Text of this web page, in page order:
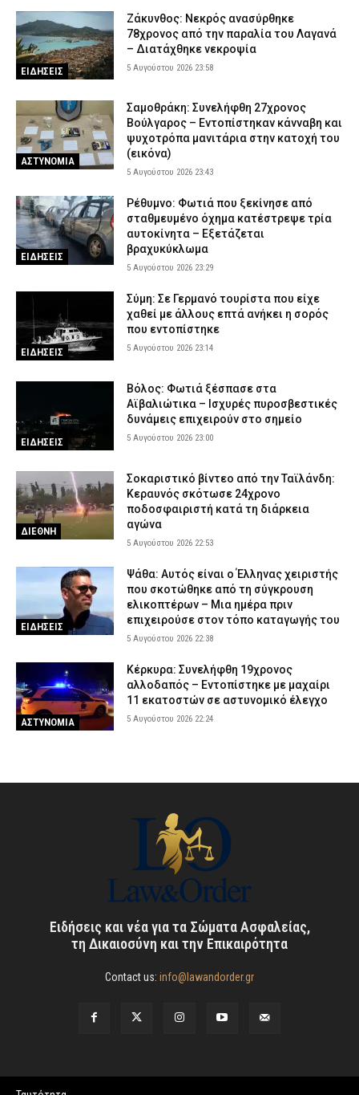
ΕΙΔΗΣΕΙΣ
Ζάκυνθος: Νεκρός ανασύρθηκε
78χρονος από την παραλία του Λαγανά
– Διατάχθηκε νεκροψία
5 Αυγούστου 2026 23:58
ΑΣΤΥΝΟΜΙΑ
Σαμοθράκη: Συνελήφθη 27χρονος
Βούλγαρος – Εντοπίστηκαν κάνναβη και
ψυχοτρόπα μανιτάρια στην κατοχή του
(εικόνα)
5 Αυγούστου 2026 23:43
ΕΙΔΗΣΕΙΣ
Ρέθυμνο: Φωτιά που ξεκίνησε από
σταθμευμένο όχημα κατέστρεψε τρία
αυτοκίνητα – Εξετάζεται
βραχυκύκλωμα
5 Αυγούστου 2026 23:29
ΕΙΔΗΣΕΙΣ
Σύμη: Σε Γερμανό τουρίστα που είχε
χαθεί με άλλους επτά ανήκει η σορός
που εντοπίστηκε
5 Αυγούστου 2026 23:14
ΕΙΔΗΣΕΙΣ
Βόλος: Φωτιά ξέσπασε στα
Αϊβαλιώτικα – Ισχυρές πυροσβεστικές
δυνάμεις επιχειρούν στο σημείο
5 Αυγούστου 2026 23:00
ΔΙΕΘΝΗ
Σοκαριστικό βίντεο από την Ταϊλάνδη:
Κεραυνός σκότωσε 24χρονο
ποδοσφαιριστή κατά τη διάρκεια
αγώνα
5 Αυγούστου 2026 22:53
ΕΙΔΗΣΕΙΣ
Ψάθα: Αυτός είναι ο Έλληνας χειριστής
που σκοτώθηκε από τη σύγκρουση
ελικοπτέρων – Μια ημέρα πριν
επιχειρούσε στον τόπο καταγωγής του
5 Αυγούστου 2026 22:38
ΑΣΤΥΝΟΜΙΑ
Κέρκυρα: Συνελήφθη 19χρονος
αλλοδαπός – Εντοπίστηκε με μαχαίρι
11 εκατοστών σε αστυνομικό έλεγχο
5 Αυγούστου 2026 22:24
Ειδήσεις και νέα για τα Σώματα Ασφαλείας,
τη Δικαιοσύνη και την Επικαιρότητα
Contact us: info@lawandorder.gr